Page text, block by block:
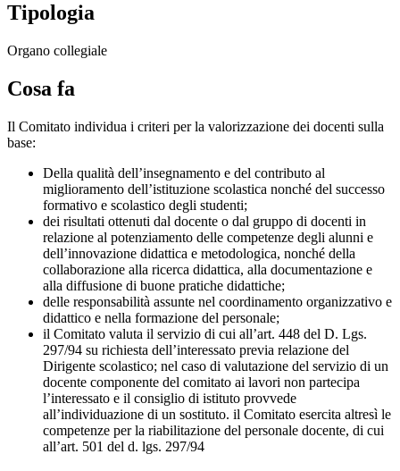
Tipologia
Organo collegiale
Cosa fa
Il Comitato individua i criteri per la valorizzazione dei docenti sulla
base:
Della qualità dell’insegnamento e del contributo al
miglioramento dell’istituzione scolastica nonché del successo
formativo e scolastico degli studenti;
dei risultati ottenuti dal docente o dal gruppo di docenti in
relazione al potenziamento delle competenze degli alunni e
dell’innovazione didattica e metodologica, nonché della
collaborazione alla ricerca didattica, alla documentazione e
alla diffusione di buone pratiche didattiche;
delle responsabilità assunte nel coordinamento organizzativo e
didattico e nella formazione del personale;
il Comitato valuta il servizio di cui all’art. 448 del D. Lgs.
297/94 su richiesta dell’interessato previa relazione del
Dirigente scolastico; nel caso di valutazione del servizio di un
docente componente del comitato ai lavori non partecipa
l’interessato e il consiglio di istituto provvede
all’individuazione di un sostituto. il Comitato esercita altresì le
competenze per la riabilitazione del personale docente, di cui
all’art. 501 del d. lgs. 297/94